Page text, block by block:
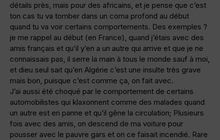
détails près, mais pour des africains, et je pense que c’est
ton cas tu va tomber dans un coma profond au début
quand tu va voir certains comportements. Des exemples ?
je me rappel au début (en France), quand j’étais avec des
amis français et qu’il y’en a un autre qui arrive et que je ne
connaissais pas, il serre la main à tous le monde sauf à moi,
et dieu seul sait qu’en Algérie c’est une insulte très grave
mais bon, puisque c’est comme ça, on fait avec.
J’ai aussi été choqué par le comportement de certains
automobilistes qui klaxonnent comme des malades quand
un autre est en panne et qu’il gêne la circulation; Plusieurs
fois avec des amis, on descend de ma voiture pour
pousser avec le pauvre gars et on ce faisait incendié. Rare